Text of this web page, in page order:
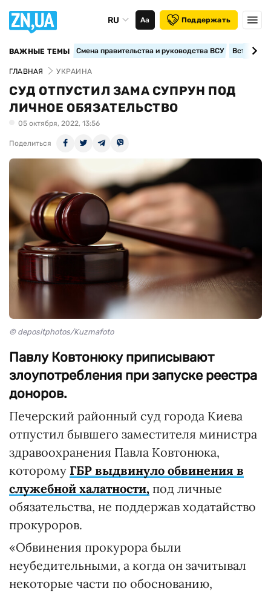
RU Аа Поддержать
ВАЖНЫЕ ТЕМЫ Смена правительства и руководства ВСУ
ГЛАВНАЯ УКРАИНА
СУД ОТПУСТИЛ ЗАМА СУПРУН ПОД
ЛИЧНОЕ ОБЯЗАТЕЛЬСТВО
05 октября, 2022, 13:56
Поделиться
© depositphotos/Kuzmafoto
Павлу Ковтонюку приписывают
злоупотребления при запуске реестра
доноров.
Печерский районный суд города Киева
отпустил бывшего заместителя министра
здравоохранения Павла Ковтонюка,
которому ГБР выдвинуло обвинения в
служебной халатности, под личные
обязательства, не поддержав ходатайство
прокуроров.
«Обвинения прокурора были
неубедительными, а когда он зачитывал
некоторые части по обоснованию,